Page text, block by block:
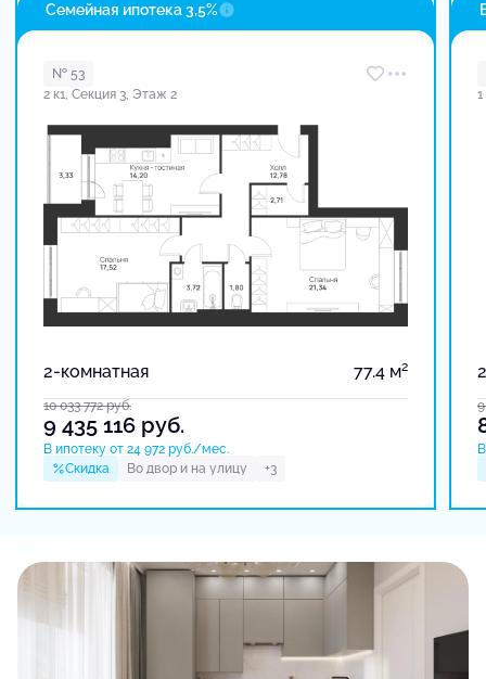
Семейная ипотека 3,5%
№ 53
2 к1, Секция 3, Этаж 2
2-комнатная 77.4 м2
10 033 772руб.
9 435 116 руб.
В ипотеку от 24 972 руб./мес.
Скидка
Во двор и на улицу +3